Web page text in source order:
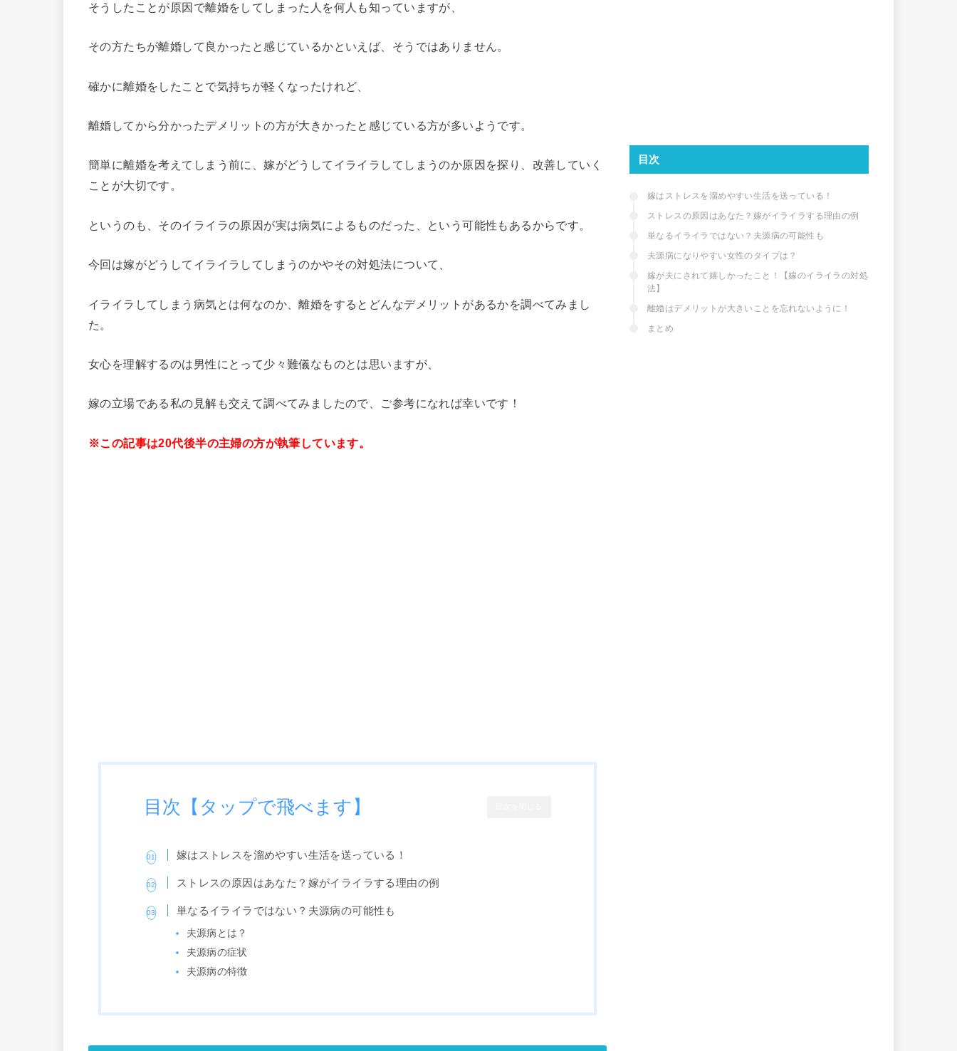
そうしたことが原因で離婚をしてしまった人を何人も知っていますが、
その方たちが離婚して良かったと感じているかといえば、そうではありません。
確かに離婚をしたことで気持ちが軽くなったけれど、
離婚してから分かったデメリットの方が大きかったと感じている方が多いようです。
簡単に離婚を考えてしまう前に、嫁がどうしてイライラしてしまうのか原因を探り、改善していく
ことが大切です。
というのも、そのイライラの原因が実は病気によるものだった、という可能性もあるからです。
今回は嫁がどうしてイライラしてしまうのかやその対処法について、
イライラしてしまう病気とは何なのか、離婚をするとどんなデメリットがあるかを調べてみまし
た。
女心を理解するのは男性にとって少々難儀なものとは思いますが、
嫁の立場である私の見解も交えて調べてみましたので、ご参考になれば幸いです！
※この記事は20代後半の主婦の方が執筆しています。
目次【タップで飛べます】
嫁はストレスを溜めやすい生活を送っている！
ストレスの原因はあなた？嫁がイライラする理由の例
単なるイライラではない？夫源病の可能性も
夫源病とは？
夫源病の症状
夫源病の特徴
目次
嫁はストレスを溜めやすい生活を送っている！
ストレスの原因はあなた？嫁がイライラする理由の例
単なるイライラではない？夫源病の可能性も
夫源病になりやすい女性のタイプは？
嫁が夫にされて嬉しかったこと！【嫁のイライラの対処
法】
離婚はデメリットが大きいことを忘れないように！
まとめ